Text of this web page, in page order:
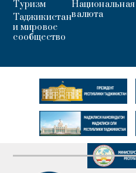
Туризм
Таджикистан
и мировое
сообщество
Национальная
валюта